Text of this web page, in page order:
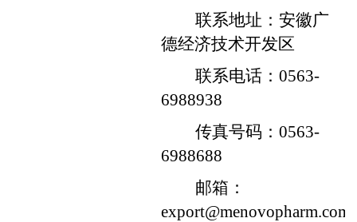
联系地址：安徽广
德经济技术开发区
联系电话： 0563-
6988938
传真号码： 0563-
6988688
邮箱：
export@menovopharm.com